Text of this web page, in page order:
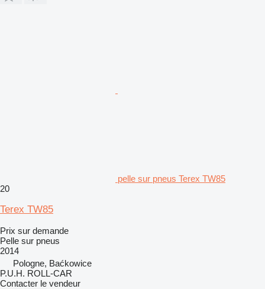
pelle sur pneus Terex TW85
20
Terex TW85
Prix sur demande
Pelle sur pneus
2014
Pologne, Baćkowice
P.U.H. ROLL-CAR
Contacter le vendeur